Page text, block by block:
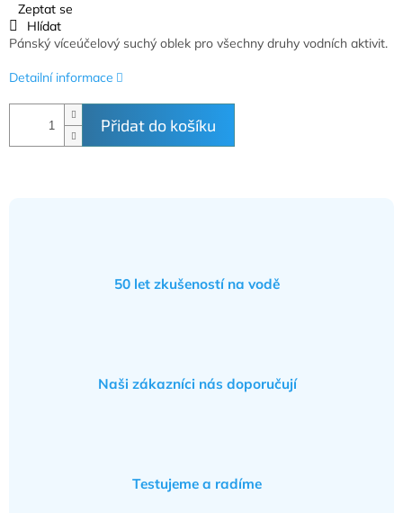
Přidat do košíku
Pánský víceúčelový suchý oblek pro všechny druhy vodních aktivit.
Detailní informace
Zeptat se
Hlídat
50 let zkušeností na vodě
Naši zákazníci nás doporučují
Testujeme a radíme